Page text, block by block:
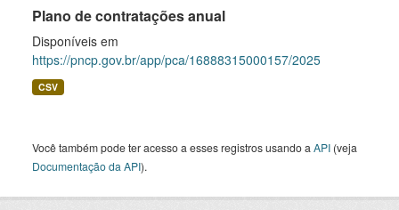
Plano de contratações anual
Disponíveis em
https://pncp.gov.br/app/pca/16888315000157/2025
CSV
Você também pode ter acesso a esses registros usando a API (veja
Documentação da API).